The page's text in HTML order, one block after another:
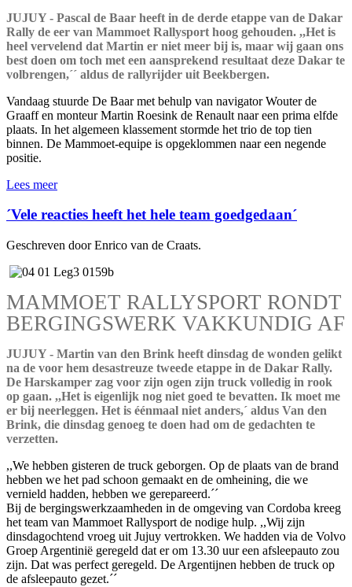
JUJUY - Pascal de Baar heeft in de derde etappe van de Dakar
Rally de eer van Mammoet Rallysport hoog gehouden. ,,Het is
heel vervelend dat Martin er niet meer bij is, maar wij gaan ons
best doen om toch met een aansprekend resultaat deze Dakar te
volbrengen,´´ aldus de rallyrijder uit Beekbergen.
Vandaag stuurde De Baar met behulp van navigator Wouter de
Graaff en monteur Martin Roesink de Renault naar een prima elfde
plaats. In het algemeen klassement stormde het trio de top tien
binnen. De Mammoet-equipe is opgeklommen naar een negende
positie.
Lees meer
´Vele reacties heeft het hele team goedgedaan´
Geschreven door Enrico van de Craats.
MAMMOET RALLYSPORT RONDT
BERGINGSWERK VAKKUNDIG AF
JUJUY - Martin van den Brink heeft dinsdag de wonden gelikt
na de voor hem desastreuze tweede etappe in de Dakar Rally.
De Harskamper zag voor zijn ogen zijn truck volledig in rook
op gaan. ,,Het is eigenlijk nog niet goed te bevatten. Ik moet me
er bij neerleggen. Het is éénmaal niet anders,´ aldus Van den
Brink, die dinsdag genoeg te doen had om de gedachten te
verzetten.
,,We hebben gisteren de truck geborgen. Op de plaats van de brand
hebben we het pad schoon gemaakt en de omheining, die we
vernield hadden, hebben we gerepareerd.´´
Bij de bergingswerkzaamheden in de omgeving van Cordoba kreeg
het team van Mammoet Rallysport de nodige hulp. ,,Wij zijn
dinsdagochtend vroeg uit Jujuy vertrokken. We hadden via de Volvo
Groep Argentinië geregeld dat er om 13.30 uur een afsleepauto zou
zijn. Dat was perfect geregeld. De Argentijnen hebben de truck op
de afsleepauto gezet.´´